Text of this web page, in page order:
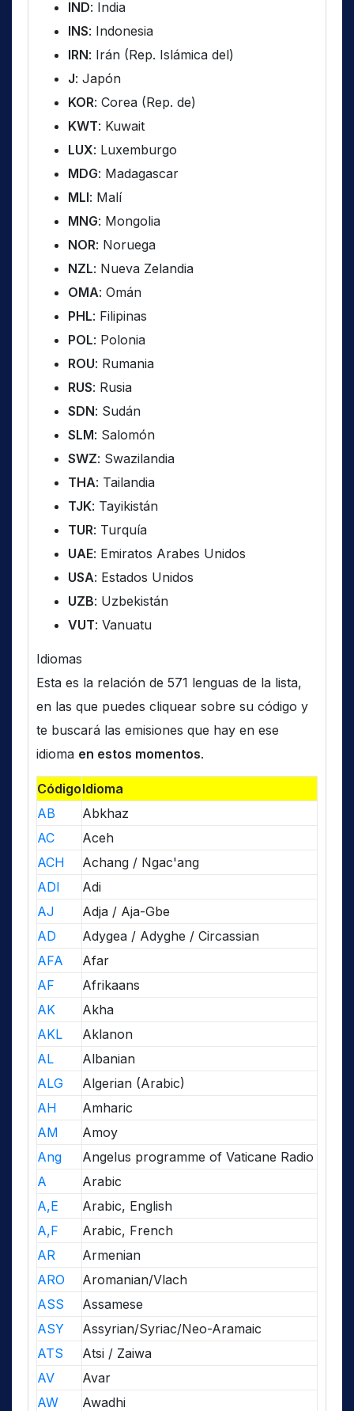
IND: India
INS: Indonesia
IRN: Irán (Rep. Islámica del)
J: Japón
KOR: Corea (Rep. de)
KWT: Kuwait
LUX: Luxemburgo
MDG: Madagascar
MLI: Malí
MNG: Mongolia
NOR: Noruega
NZL: Nueva Zelandia
OMA: Omán
PHL: Filipinas
POL: Polonia
ROU: Rumania
RUS: Rusia
SDN: Sudán
SLM: Salomón
SWZ: Swazilandia
THA: Tailandia
TJK: Tayikistán
TUR: Turquía
UAE: Emiratos Arabes Unidos
USA: Estados Unidos
UZB: Uzbekistán
VUT: Vanuatu
Idiomas
Esta es la relación de 571 lenguas de la lista,
en las que puedes cliquear sobre su código y
te buscará las emisiones que hay en ese
idioma en estos momentos.
CódigoIdioma
AB
Abkhaz
AC
Aceh
ACH
Achang / Ngac'ang
ADI
Adi
AJ
Adja / Aja-Gbe
AD
Adygea / Adyghe / Circassian
AFA
Afar
AF
Afrikaans
AK
Akha
AKL
Aklanon
AL
Albanian
ALG
Algerian (Arabic)
AH
Amharic
AM
Amoy
Ang
Angelus programme of Vaticane Radio
A
Arabic
A,E
Arabic, English
A,F
Arabic, French
AR
Armenian
ARO
Aromanian/Vlach
ASS
Assamese
ASY
Assyrian/Syriac/Neo-Aramaic
ATS
Atsi / Zaiwa
AV
Avar
AW
Awadhi